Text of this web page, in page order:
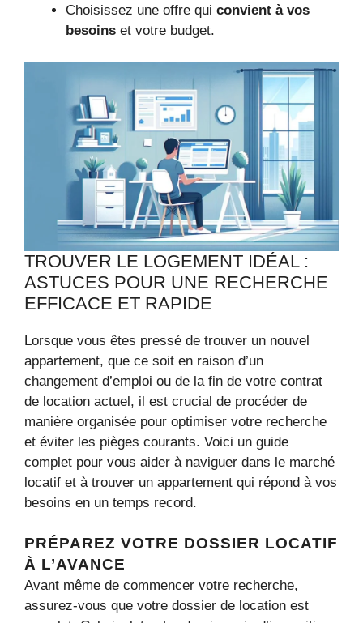
Choisissez une offre qui convient à vos
besoins et votre budget.
TROUVER LE LOGEMENT IDÉAL :
ASTUCES POUR UNE RECHERCHE
EFFICACE ET RAPIDE
Lorsque vous êtes pressé de trouver un nouvel
appartement, que ce soit en raison d’un
changement d’emploi ou de la fin de votre contrat
de location actuel, il est crucial de procéder de
manière organisée pour optimiser votre recherche
et éviter les pièges courants. Voici un guide
complet pour vous aider à naviguer dans le marché
locatif et à trouver un appartement qui répond à vos
besoins en un temps record.
PRÉPAREZ VOTRE DOSSIER LOCATIF
À L’AVANCE
Avant même de commencer votre recherche,
assurez-vous que votre dossier de location est